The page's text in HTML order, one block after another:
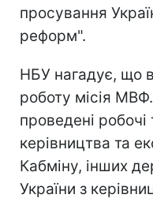
просування
реформ".
НБУ нагадує, що
роботу місія
проведені робочі
керівництва та
Кабміну, інших
України з